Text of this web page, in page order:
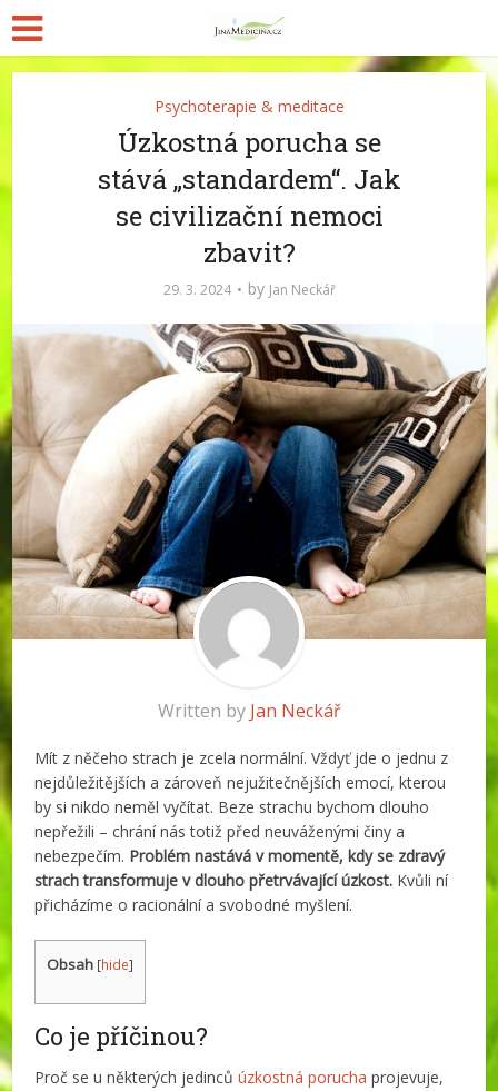
Psychoterapie & meditace
Úzkostná porucha se
stává „standardem“. Jak
se civilizační nemoci
zbavit?
29. 3. 2024 by Jan Neckář
Written by Jan Neckář
Mít z něčeho strach je zcela normální. Vždyť jde o jednu z
nejdůležitějších a zároveň nejužitečnějších emocí, kterou
by si nikdo neměl vyčítat. Beze strachu bychom dlouho
nepřežili – chrání nás totiž před neuváženými činy a
nebezpečím. Problém nastává v momentě, kdy se zdravý
strach transformuje v dlouho přetrvávající úzkost. Kvůli ní
přicházíme o racionální a svobodné myšlení.
Obsah [hide]
Co je příčinou?
Proč se u některých jedincůúzkostná porucha projevuje,